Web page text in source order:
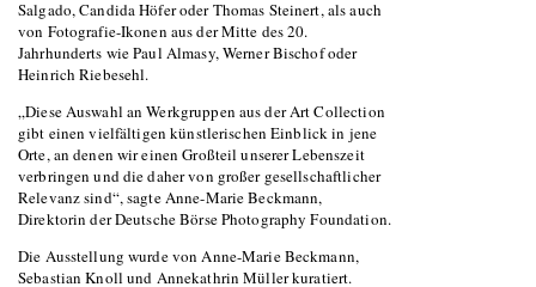
Salgado, Candida Höfer oder Thomas Steinert, als auch
von Fotografie-Ikonen aus der Mitte des 20.
Jahrhunderts wie Paul Almasy, Werner Bischof oder
Heinrich Riebesehl.
„Diese Auswahl an Werkgruppen aus der Art Collection
gibt einen vielfältigen künstlerischen Einblick in jene
Orte, an denen wir einen Großteil unserer Lebenszeit
verbringen und die daher von großer gesellschaftlicher
Relevanz sind“, sagte Anne-Marie Beckmann,
Direktorin der Deutsche Börse Photography Foundation.
Die Ausstellung wurde von Anne-Marie Beckmann,
Sebastian Knoll und Annekathrin Müller kuratiert.